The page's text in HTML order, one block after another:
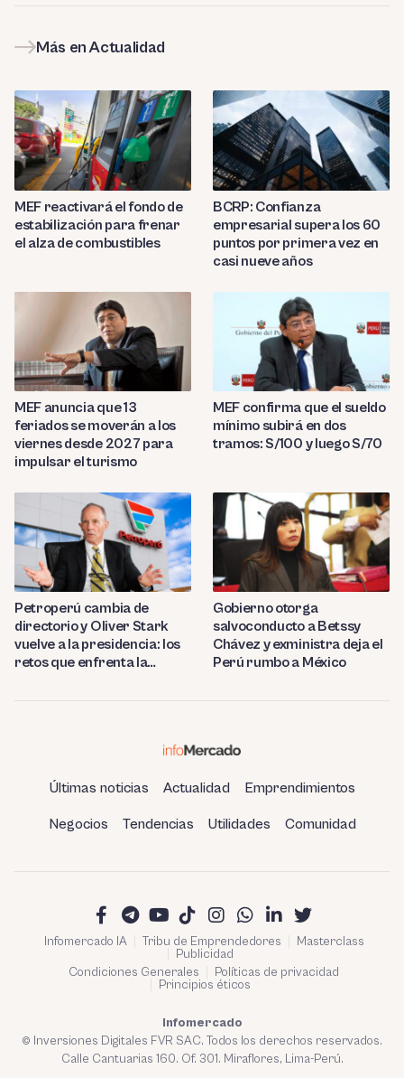
Más en Actualidad
MEF reactivará el fondo de
estabilización para frenar
el alza de combustibles
BCRP: Confianza
empresarial supera los 60
puntos por primera vez en
casi nueve años
MEF anuncia que 13
feriados se moverán a los
viernes desde 2027 para
impulsar el turismo
MEF confirma que el sueldo
mínimo subirá en dos
tramos: S/100 y luego S/70
Petroperú cambia de
directorio y Oliver Stark
vuelve a la presidencia: los
retos que enfrenta la
Gobierno otorga
salvoconducto a Betssy
Chávez y exministra deja el
Perú rumbo a México
Últimas noticias Actualidad Emprendimientos
Negocios Tendencias Utilidades Comunidad
Infomercado IA Tribu de Emprendedores
Masterclass
Publicidad
Condiciones Generales
Políticas de privacidad
Principios éticos
Infomercado
© Inversiones Digitales FVR SAC. Todos los derechos reservados.
Calle Cantuarias 160. Of. 301. Miraflores, Lima-Perú.